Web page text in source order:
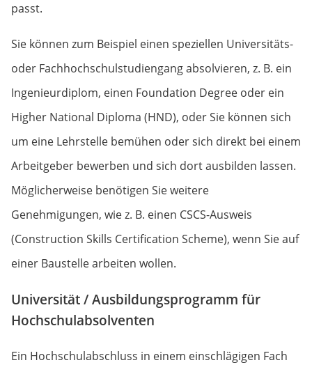
passt.
Sie können zum Beispiel einen speziellen Universitäts-
oder Fachhochschulstudiengang absolvieren, z. B. ein
Ingenieurdiplom, einen Foundation Degree oder ein
Higher National Diploma (HND), oder Sie können sich
um eine Lehrstelle bemühen oder sich direkt bei einem
Arbeitgeber bewerben und sich dort ausbilden lassen.
Möglicherweise benötigen Sie weitere
Genehmigungen, wie z. B. einen CSCS-Ausweis
(Construction Skills Certification Scheme), wenn Sie auf
einer Baustelle arbeiten wollen.
Universität / Ausbildungsprogramm für
Hochschulabsolventen
Ein Hochschulabschluss in einem einschlägigen Fach